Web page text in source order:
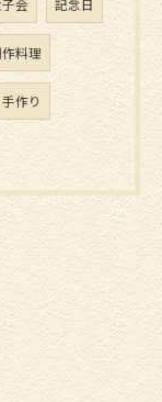
会 記念日
料理
手作り